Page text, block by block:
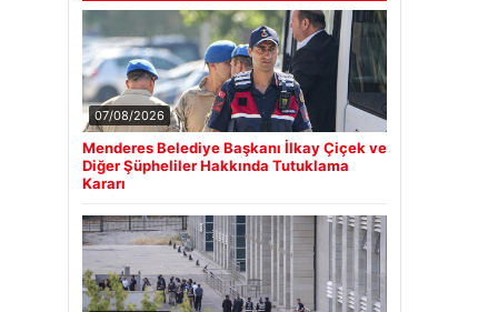
07/08/2026
Menderes Belediye Başkanı İlkay Çiçek ve
Diğer Şüpheliler Hakkında Tutuklama
Kararı